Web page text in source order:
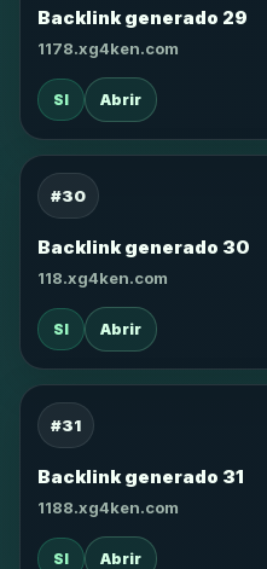
Backlink generado 29
1178.xg4ken.com
SI Abrir
#30
Backlink generado 30
118.xg4ken.com
SI Abrir
#31
Backlink generado 31
1188.xg4ken.com
SI Abrir